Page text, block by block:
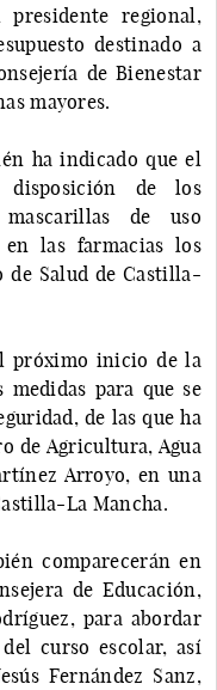
regional,
destinado a
de Bienestar
mayores.
ha indicado que el
de los
de uso
las farmacias los
de Salud de Castilla-
próximo inicio de la
para que se
de las que ha
de Agricultura, Agua
Arroyo, en una
La Mancha.
comparecerán en
de Educación,
para abordar
curso escolar, así
Fernández Sanz,